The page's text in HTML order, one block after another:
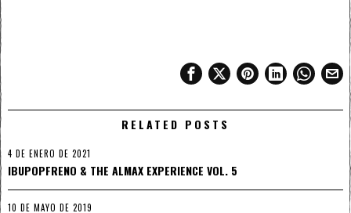
RELATED POSTS
4 DE ENERO DE 2021
IBUPOPFRENO & THE ALMAX EXPERIENCE VOL. 5
10 DE MAYO DE 2019